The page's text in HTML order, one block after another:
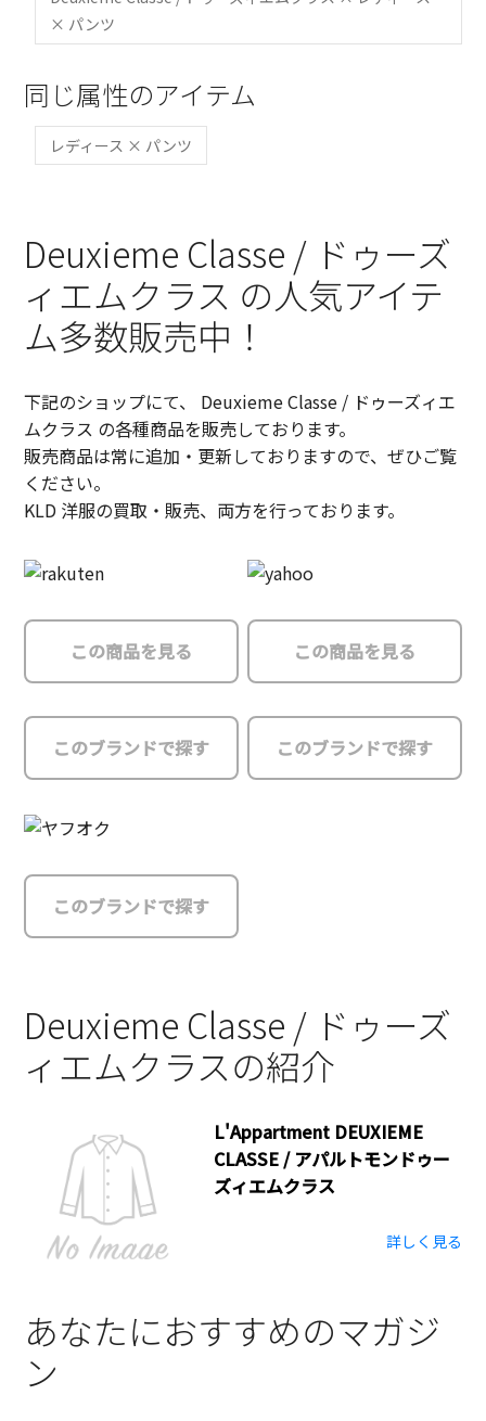
× パンツ
同じ属性のアイテム
レディース × パンツ
Deuxieme Classe / ドゥーズ
ィエムクラス の人気アイテ
ム多数販売中！
下記のショップにて、 Deuxieme Classe / ドゥーズィエ
ムクラス の各種商品を販売しております。
販売商品は常に追加・更新しておりますので、ぜひご覧
ください。
KLD 洋服の買取・販売、両方を行っております。
この商品を見る
このブランドで探す
この商品を見る
このブランドで探す
このブランドで探す
Deuxieme Classe / ドゥーズ
ィエムクラスの紹介
L'Appartment DEUXIEME
CLASSE / アパルトモンドゥー
ズィエムクラス
詳しく見る
あなたにおすすめのマガジ
ン